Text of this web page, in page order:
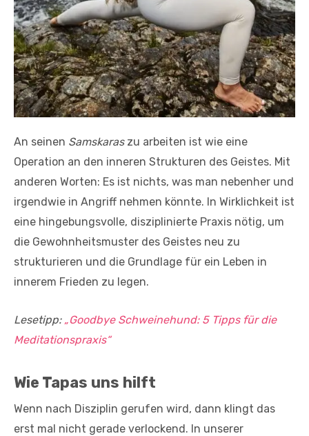
An seinen Samskaraszu arbeiten ist wie eine
Operation an den inneren Strukturen des Geistes. Mit
anderen Worten: Es ist nichts, was man nebenher und
irgendwie in Angriff nehmen könnte. In Wirklichkeit ist
eine hingebungsvolle, disziplinierte Praxis nötig, um
die Gewohnheitsmuster des Geistes neu zu
strukturieren und die Grundlage für ein Leben in
innerem Frieden zu legen.
Lesetipp: „Goodbye Schweinehund: 5 Tipps für die
Meditationspraxis“
Wie Tapas uns hilft
Wenn nach Disziplin gerufen wird, dann klingt das
erst mal nicht gerade verlockend. In unserer